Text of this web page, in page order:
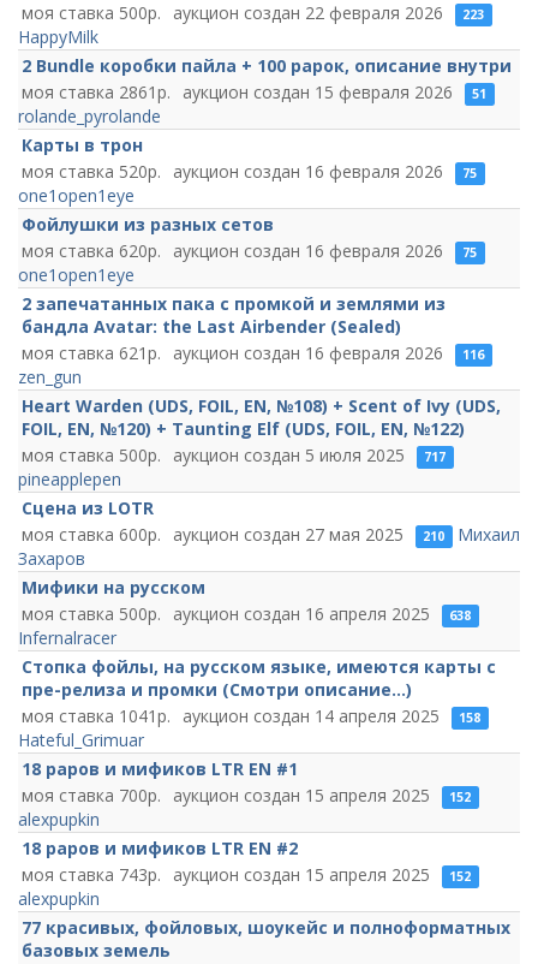
500
22 февраля 2026 223
HappyMilk
2 Bundle коробки пайла + 100 рарок, описание внутри
2861
15 февраля 2026 51
rolande_pyrolande
Карты в трон
520
16 февраля 2026 75
one1open1eye
Фойлушки из разных сетов
620
16 февраля 2026 75
one1open1eye
2 запечатанных пака с промкой и землями из
бандла ​​​​​​​Avatar: the Last Airbender (Sealed)
621
16 февраля 2026 116
zen_gun
Heart Warden (UDS, FOIL, EN, №108) + Scent of Ivy (UDS,
FOIL, EN, №120) + Taunting Elf (UDS, FOIL, EN, №122)
500
5 июля 2025 717
pineapplepen
Сцена из LOTR
600
27 мая 2025 210
Михаил
Захаров
Мифики на русском
500
16 апреля 2025 638
Infernalracer
Стопка фойлы, на русском языке, имеются карты с
пре-релиза и промки (Смотри описание...)
1041
14 апреля 2025 158
Hateful_Grimuar
18 раров и мификов LTR EN #1
700
15 апреля 2025 152
alexpupkin
18 раров и мификов LTR EN #2
743
15 апреля 2025 152
alexpupkin
77 красивых, фойловых, шоукейс и полноформатных
базовых земель